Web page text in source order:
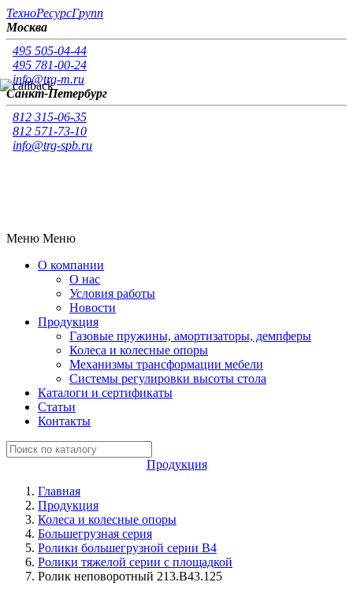
ТехноРесурсГрупп
Москва
495 505-04-44
495 781-00-24
info@trg-m.ru
Санкт-Петербург
812 315-06-35
812 571-73-10
info@trg-spb.ru
Меню Меню
О компании
О нас
Условия работы
Новости
Продукция
Газовые пружины, амортизаторы, демпферы
Колеса и колесные опоры
Механизмы трансформации мебели
Системы регулировки высоты стола
Каталоги и сертификаты
Статьи
Контакты
Продукция
Главная
Продукция
Колеса и колесные опоры
Большегрузная серия
Ролики большегрузной серии B4
Ролики тяжелой серии с площадкой
Ролик неповоротный 213.B43.125